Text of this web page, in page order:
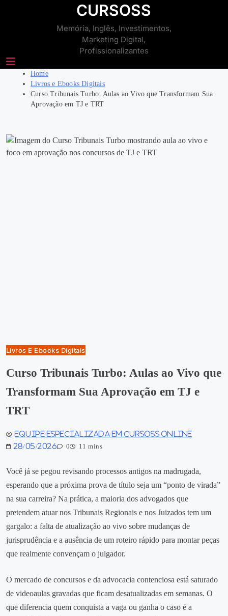
CURSOSS
Memória, Inglês, Investimentos,
Marketing Digital,
Profissionalizantes
Home
Livros e Ebooks Digitais
Curso Tribunais Turbo: Aulas ao Vivo que Transformam Sua
Aprovação em TJ e TRT
Livros E Ebooks Digitais
Curso Tribunais Turbo: Aulas ao Vivo que
Transformam Sua Aprovação em TJ e
TRT
Equipe especializada em Cursoss Online
28/05/2026
0 11 mins
Você já se pegou revisando processos antigos na madrugada,
esperando que a próxima prova de título seja um “ponto de virada”
na sua carreira? Na prática, a maioria dos advogados que
pretendem atuar nos Tribunais Regionais e nos Juizados tem um
gargalo: a falta de atualização ao vivo sobre mudanças de
jurisprudência e a ausência de um roteiro rápido para montar peças
que realmente convençam o julgador.
O mercado de concursos e da advocacia contenciosa está saturado
de videoaulas gravadas que ficam desatualizadas em semanas. O
que diferencia quem conquista a vaga ou ganha o caso é a